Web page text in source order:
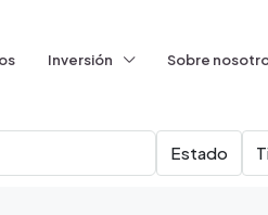
Inversión Sobre
Estado